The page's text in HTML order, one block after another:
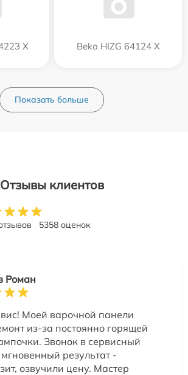
X Beko HIZG 64124 X
Показать больше
Отзывы клиентов
5358 оценок
Роман
Моей варочной панели
из-за постоянно горящей
Звонок в сервисный
результат -
озвучили цену. Мастер